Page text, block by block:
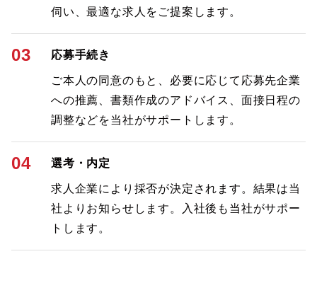
伺い、最適な求人をご提案します。
03 応募手続き
ご本人の同意のもと、必要に応じて応募先企業
への推薦、書類作成のアドバイス、面接日程の
調整などを当社がサポートします。
04 選考・内定
求人企業により採否が決定されます。結果は当
社よりお知らせします。入社後も当社がサポー
トします。